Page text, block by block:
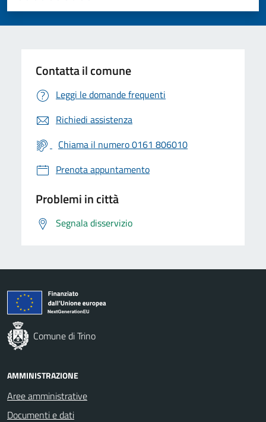
Valuta 5 stelle su 5
Valuta 4 stelle su 5
Valuta 3 stelle su 5
Valuta 2 stelle su 5
Valuta 1 stelle su 5
Contatta il comune
Leggi le domande frequenti
Richiedi assistenza
Chiama il numero 0161 806010
Prenota appuntamento
Problemi in città
Segnala disservizio
Comune di Trino
AMMINISTRAZIONE
Aree amministrative
Documenti e dati